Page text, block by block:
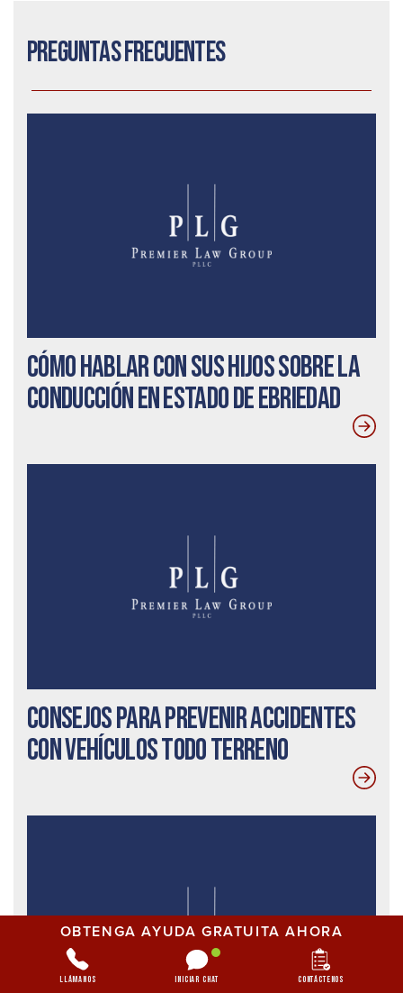
Preguntas frecuentes
Cómo hablar con sus hijos sobre la
conducción en estado de ebriedad
Consejos para prevenir accidentes
con vehículos todo terreno
OBTENGA AYUDA GRATUITA AHORA
Llámanos Iniciar chat Contáctenos